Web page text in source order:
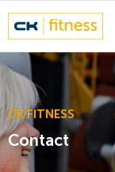
CK FITNESS
Contact